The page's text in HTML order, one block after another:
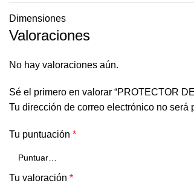
Dimensiones
Valoraciones
No hay valoraciones aún.
Sé el primero en valorar “PROTECTOR
Tu dirección de correo electrónico no será
Tu puntuación *
Tu valoración *